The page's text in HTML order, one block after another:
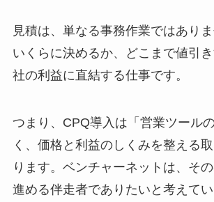
見積は、単なる事務作業ではあり
いくらに決めるか、どこまで値引
社の利益に直結する仕事です。
つまり、CPQ導入は「営業ツール
く、価格と利益のしくみを整える
ります。ベンチャーネットは、そ
進める伴走者でありたいと考えてい